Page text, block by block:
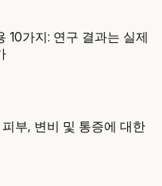
10가지: 연구 결과는 실제
부, 변비 및 통증에 대한